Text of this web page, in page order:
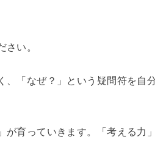
い。
「なぜ？」という疑問符を自
育っていきます。「考える力